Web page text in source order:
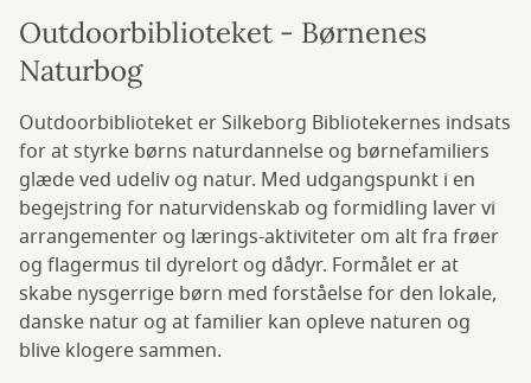
Outdoorbiblioteket - Børnenes
Naturbog
Outdoorbiblioteket er Silkeborg Bibliotekernes indsats
for at styrke børns naturdannelse og børnefamiliers
glæde ved udeliv og natur. Med udgangspunkt i en
begejstring for naturvidenskab og formidling laver vi
arrangementer og lærings-aktiviteter om alt fra frøer
og flagermus til dyrelort og dådyr. Formålet er at
skabe nysgerrige børn med forståelse for den lokale,
danske natur og at familier kan opleve naturen og
blive klogere sammen.